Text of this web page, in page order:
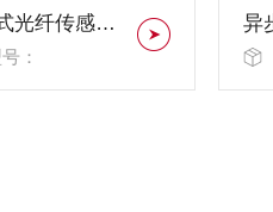
分布式光纤传感系统OSI系列
：